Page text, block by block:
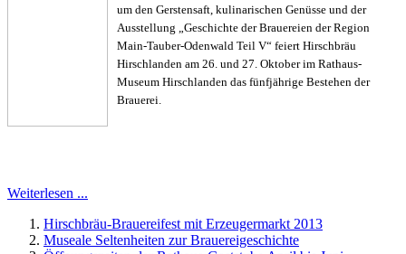
um den Gerstensaft, kulinarischen Genüsse und der
Ausstellung „Geschichte der Brauereien der Region
Main-Tauber-Odenwald Teil V“ feiert Hirschbräu
Hirschlanden am 26. und 27. Oktober im Rathaus-
Museum Hirschlanden das fünfjährige Bestehen der
Brauerei.
Weiterlesen ...
Hirschbräu-Brauereifest mit Erzeugermarkt 2013
Museale Seltenheiten zur Brauereigeschichte